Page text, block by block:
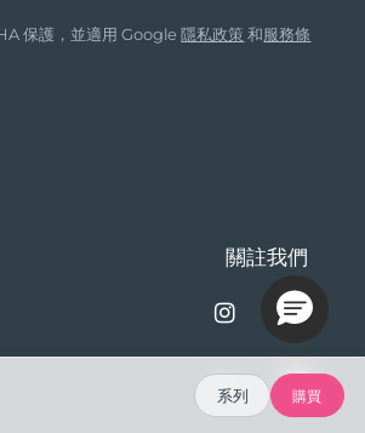
保護，並適用 Google隱私政策 和服務條
關註我們
系列 購買